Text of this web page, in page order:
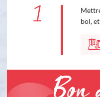
1
bol,